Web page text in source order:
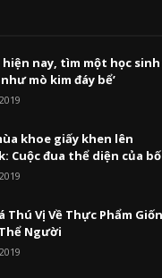
hiện nay, tìm một học sinh
mò kim đáy bể’
khoe giấy khen lên
Cuộc đua thể diện của bố
Thú Vị Về Thực Phẩm
Người